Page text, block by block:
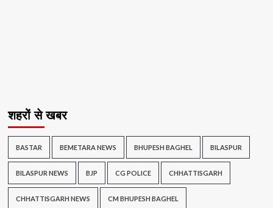
शहरों से खबर
BASTAR BEMETARA NEWS BHUPESH BAGHEL BILASPUR
BILASPUR NEWS BJP CG POLICE CHHATTISGARH
CHHATTISGARH NEWS CM BHUPESH BAGHEL